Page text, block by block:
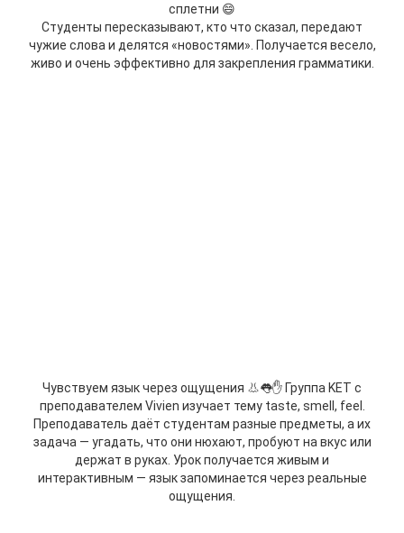
сплетни 😄
Студенты пересказывают, кто что сказал, передают
чужие слова и делятся «новостями». Получается весело,
живо и очень эффективно для закрепления грамматики.
Чувствуем язык через ощущения 👃👅✋ Группа KET с
преподавателем Vivien изучает тему taste, smell, feel.
Преподаватель даёт студентам разные предметы, а их
задача — угадать, что они нюхают, пробуют на вкус или
держат в руках. Урок получается живым и
интерактивным — язык запоминается через реальные
ощущения.